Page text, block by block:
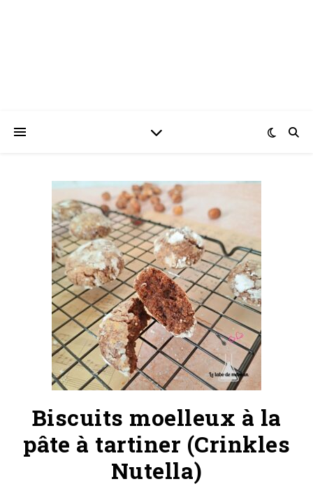
Biscuits moelleux à la
pâte à tartiner (Crinkles
Nutella)